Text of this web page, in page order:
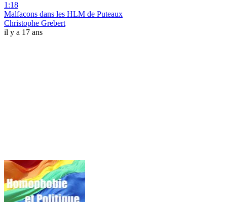
1:18
Malfacons dans les HLM de Puteaux
Christophe Grebert
il y a 17 ans